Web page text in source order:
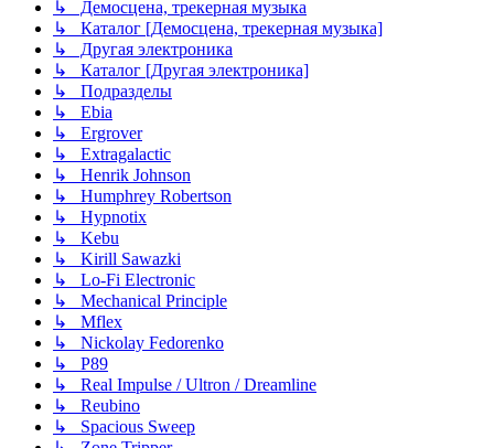
↳ Демосцена, трекерная музыка
↳ Каталог [Демосцена, трекерная музыка]
↳ Другая электроника
↳ Каталог [Другая электроника]
↳ Подразделы
↳ Ebia
↳ Ergrover
↳ Extragalactic
↳ Henrik Johnson
↳ Humphrey Robertson
↳ Hypnotix
↳ Kebu
↳ Kirill Sawazki
↳ Lo-Fi Electronic
↳ Mechanical Principle
↳ Mflex
↳ Nickolay Fedorenko
↳ P89
↳ Real Impulse / Ultron / Dreamline
↳ Reubino
↳ Spacious Sweep